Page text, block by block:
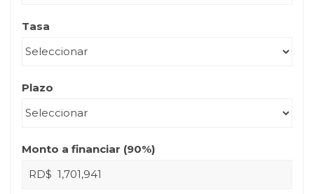
Tasa
Plazo
Monto a financiar (90%)
RD$